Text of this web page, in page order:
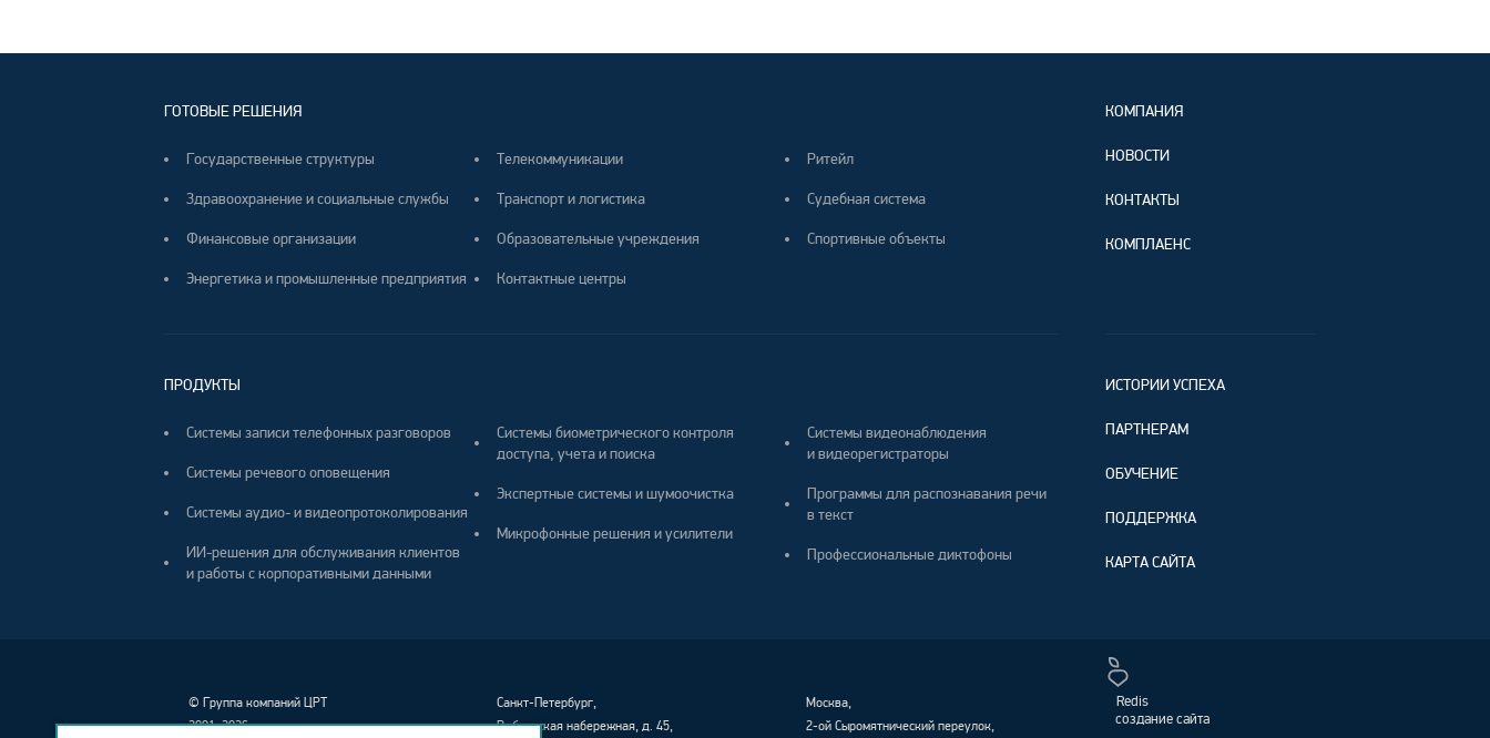
ГОТОВЫЕ РЕШЕНИЯ
Государственные структуры
Здравоохранение и социальные службы
Финансовые организации
Энергетика и промышленные предприятия
Телекоммуникации
Транспорт и логистика
Образовательные учреждения
Контактные центры
Ритейл
Судебная система
Спортивные объекты
КОМПАНИЯ
НОВОСТИ
КОНТАКТЫ
КОМПЛАЕНС
ПРОДУКТЫ
Системы записи телефонных разговоров
Системы речевого оповещения
Системы аудио- и видеопротоколирования
ИИ-решения для обслуживания клиентов
и работы с корпоративными данными
Системы биометрического контроля
доступа, учета и поиска
Экспертные системы и шумоочистка
Микрофонные решения и усилители
Системы видеонаблюдения
и видеорегистраторы
Программы для распознавания речи
в текст
Профессиональные диктофоны
ИСТОРИИ УСПЕХА
ПАРТНЕРАМ
ОБУЧЕНИЕ
ПОДДЕРЖКА
КАРТА САЙТА
© Группа компаний ЦРТ
2001–2026
Санкт-Петербург,
Выборгская набережная, д. 45,
Москва,
2-ой Сыромятнический переулок,
Redis
создание сайта